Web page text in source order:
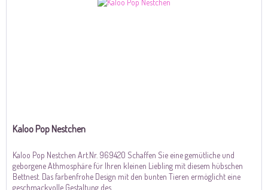
Kaloo Pop Nestchen
Kaloo Pop Nestchen Art.Nr. 969420 Schaffen Sie eine gemütliche und
geborgene Athmosphäre für Ihren kleinen Liebling mit diesem hübschen
Bettnest. Das farbenfrohe Design mit den bunten Tieren ermöglicht eine
geschmackvolle Gestaltung des...